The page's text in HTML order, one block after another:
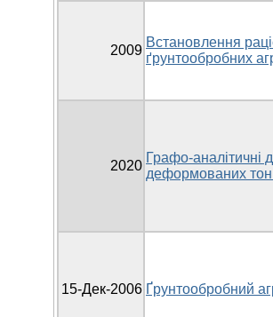
2009
Встановлення
ґрунтообробних
2020
Графо-аналітичні
деформованих
15-Дек-2006 Ґрунтообробний